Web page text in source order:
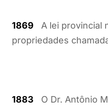
1869 A lei provincial
propriedades
1883 O Dr. Antônio